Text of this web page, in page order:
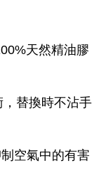
天然精油膠
替換時不沾手
空氣中的有害